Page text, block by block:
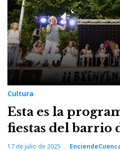
Cultura
Esta es la
fiestas del barrio
17 de julio de 2025